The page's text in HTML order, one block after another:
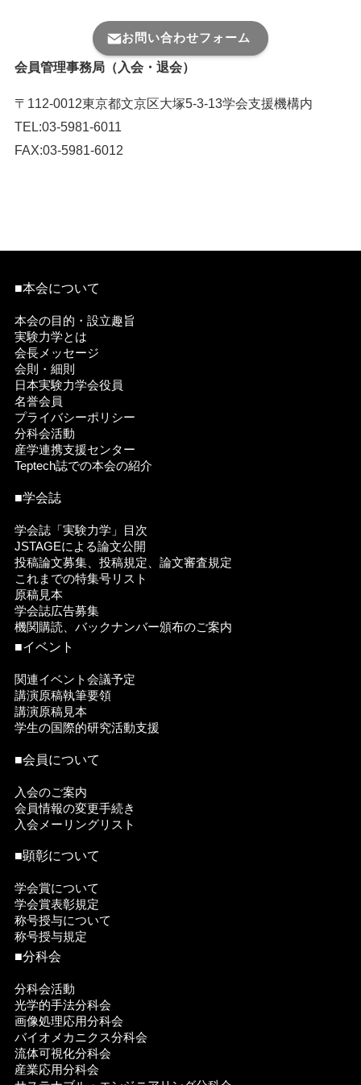
お問い合わせフォーム
会員管理事務局（入会・退会）
〒112-0012東京都文京区大塚5-3-13学会支援機構内
TEL:03-5981-6011
FAX:03-5981-6012
■本会について
本会の目的・設立趣旨
実験力学とは
会長メッセージ
会則・細則
日本実験力学会役員
名誉会員
プライバシーポリシー
分科会活動
産学連携支援センター
Teptech誌での本会の紹介
■学会誌
学会誌「実験力学」目次
JSTAGEによる論文公開
投稿論文募集、投稿規定、論文審査規定
これまでの特集号リスト
原稿見本
学会誌広告募集
機関購読、バックナンバー頒布のご案内
■イベント
関連イベント会議予定
講演原稿執筆要領
講演原稿見本
学生の国際的研究活動支援
■会員について
入会のご案内
会員情報の変更手続き
入会メーリングリスト
■顕彰について
学会賞について
学会賞表彰規定
称号授与について
称号授与規定
■分科会
分科会活動
光学的手法分科会
画像処理応用分科会
バイオメカニクス分科会
流体可視化分科会
産業応用分科会